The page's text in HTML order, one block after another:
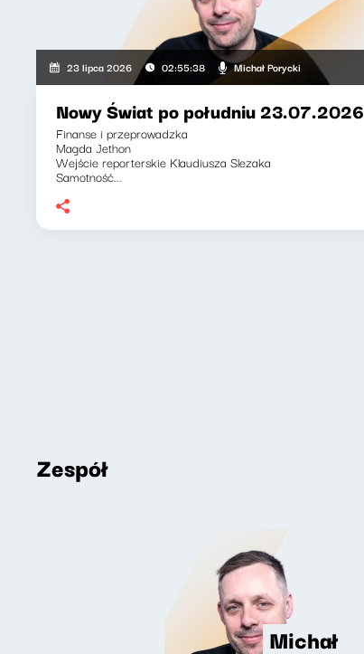
23 lipca 2026 02:55:38 Michał Porycki
Nowy Świat po południu 23.07.2026
Finanse i przeprowadzka
Magda Jethon
Wejście reporterskie Klaudiusza Slezaka
Samotność...
Zespół
Michał